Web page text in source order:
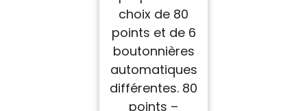
choix de 80
points et de 6
boutonnières
automatiques
différentes. 80
points –